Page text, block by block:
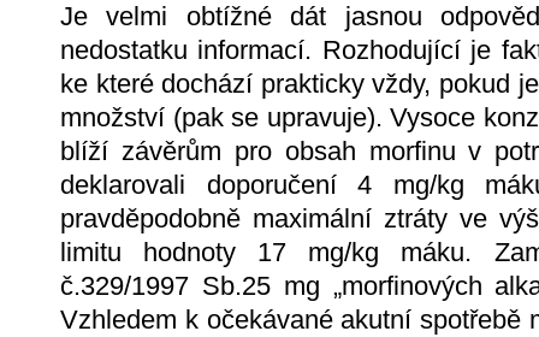
Je velmi obtížné dát jasnou
nedostatku informací. Rozhodující je
ke které dochází prakticky vždy, pokud
množství (pak se upravuje). Vysoce
blíží závěrům pro obsah morfinu v
deklarovali doporučení 4 mg/kg
pravděpodobně maximální ztráty ve
limitu hodnoty 17 mg/kg máku.
č.329/1997 Sb.25 mg „morfinových
Vzhledem k očekávané akutní spotřebě